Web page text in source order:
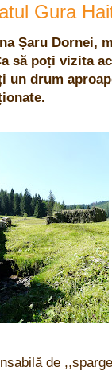
Gura
Șaru Dornei,
să poți vizita
un drum
de